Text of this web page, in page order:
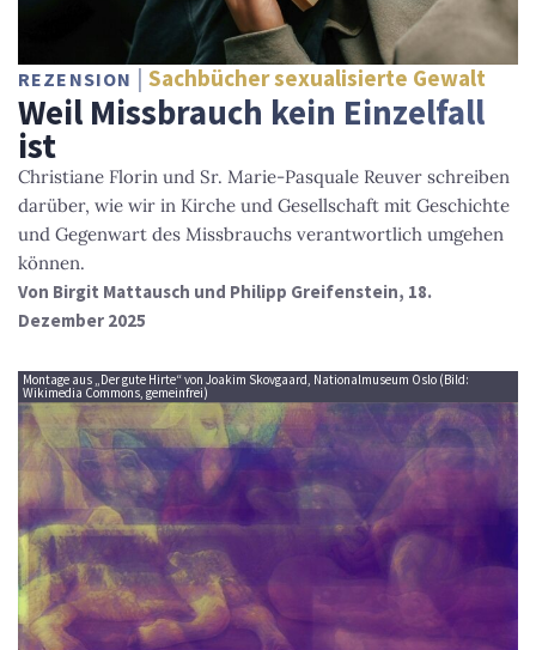
REZENSION Sachbücher sexualisierte Gewalt
Weil Missbrauch kein Einzelfall
ist
Christiane Florin und Sr. Marie-Pasquale Reuver schreiben
darüber, wie wir in Kirche und Gesellschaft mit Geschichte
und Gegenwart des Missbrauchs verantwortlich umgehen
können.
Von Birgit Mattausch und Philipp Greifenstein, 18.
Dezember 2025
Montage aus „Der gute Hirte“ von Joakim Skovgaard, Nationalmuseum Oslo (Bild:
Wikimedia Commons, gemeinfrei)